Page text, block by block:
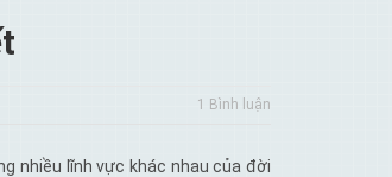
1 Bình luận
nhiều lĩnh vực khác nhau của đời